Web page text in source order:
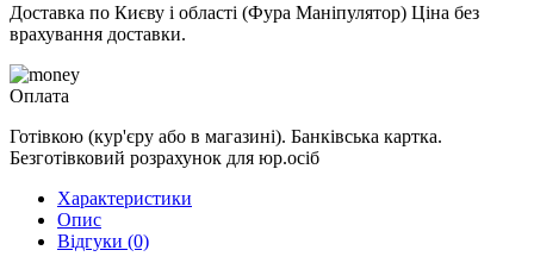
Доставка по Києву і області (Фура Маніпулятор) Ціна без
врахування доставки.
Оплата
Готівкою (кур'єру або в магазині). Банківська картка.
Безготівковий розрахунок для юр.осіб
Характеристики
Опис
Відгуки (0)